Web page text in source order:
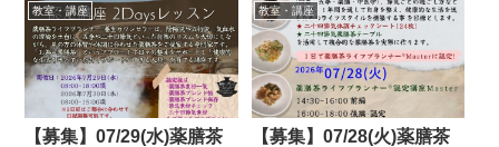
教室・講座
【募集】07/29(水)薬膳茶
教室・講座
【募集】07/28(火)薬膳茶